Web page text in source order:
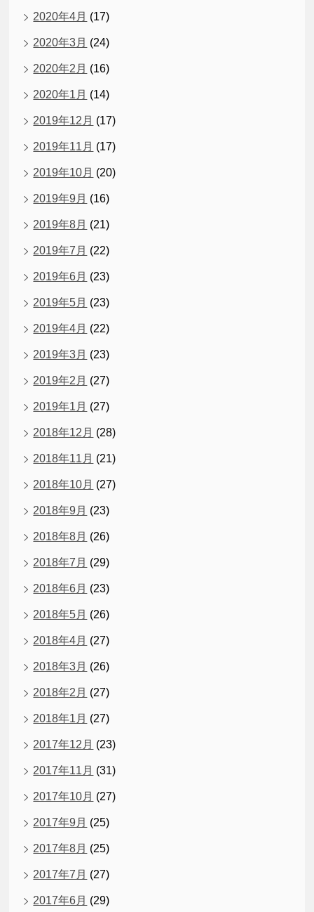
2020年4月 (17)
2020年3月 (24)
2020年2月 (16)
2020年1月 (14)
2019年12月 (17)
2019年11月 (17)
2019年10月 (20)
2019年9月 (16)
2019年8月 (21)
2019年7月 (22)
2019年6月 (23)
2019年5月 (23)
2019年4月 (22)
2019年3月 (23)
2019年2月 (27)
2019年1月 (27)
2018年12月 (28)
2018年11月 (21)
2018年10月 (27)
2018年9月 (23)
2018年8月 (26)
2018年7月 (29)
2018年6月 (23)
2018年5月 (26)
2018年4月 (27)
2018年3月 (26)
2018年2月 (27)
2018年1月 (27)
2017年12月 (23)
2017年11月 (31)
2017年10月 (27)
2017年9月 (25)
2017年8月 (25)
2017年7月 (27)
2017年6月 (29)